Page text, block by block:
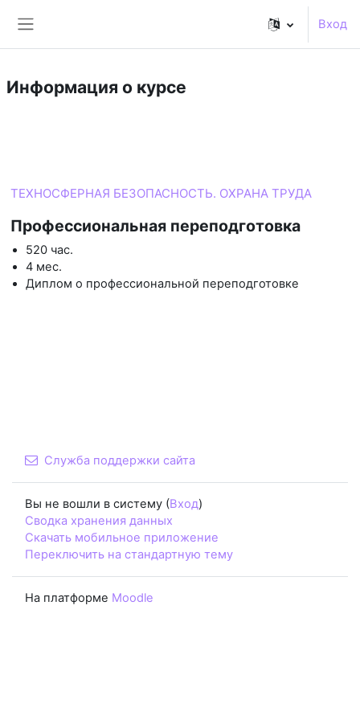
Вход
Информация о курсе
ТЕХНОСФЕРНАЯ БЕЗОПАСНОСТЬ. ОХРАНА ТРУДА
Профессиональная переподготовка
520 час.
4 мес.
Диплом о профессиональной переподготовке
Служба поддержки сайта
Вы не вошли в систему (Вход)
Сводка хранения данных
Скачать мобильное приложение
Переключить на стандартную тему
На платформе Moodle